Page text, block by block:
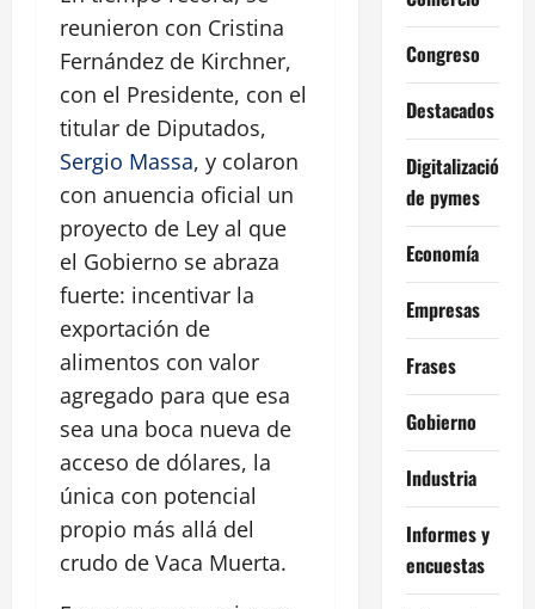
reunieron con Cristina
Fernández de Kirchner,
con el Presidente, con el
titular de Diputados,
Sergio Massa, y colaron
con anuencia oficial un
proyecto de Ley al que
el Gobierno se abraza
fuerte: incentivar la
exportación de
alimentos con valor
agregado para que esa
sea una boca nueva de
acceso de dólares, la
única con potencial
propio más allá del
crudo de Vaca Muerta.
Congreso
Destacados
Digitalización
de pymes
Economía
Empresas
Frases
Gobierno
Industria
Informes y
encuestas